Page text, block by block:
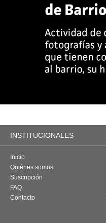
INSTITUCIONALES
Inicio
Quiénes somos
Suscripción
FAQ
Contacto